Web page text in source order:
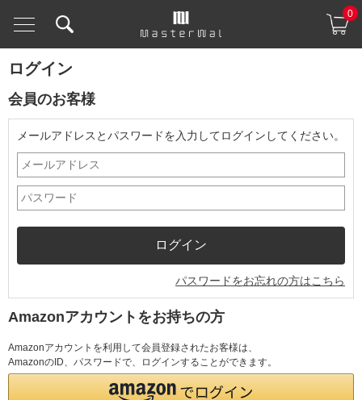
0
ログイン
会員のお客様
メールアドレスとパスワードを入力してログインしてください。
パスワードをお忘れの方はこちら
Amazonアカウントをお持ちの方
Amazonアカウントを利用して会員登録されたお客様は、
AmazonのID、パスワードで、ログインすることができます。